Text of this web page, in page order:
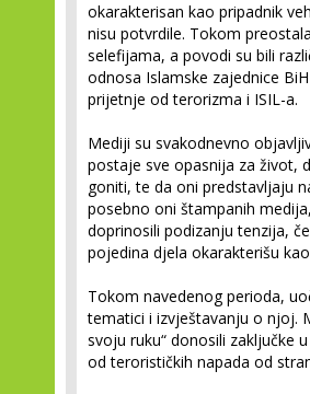
okarakterisan kao pripadnik
nisu potvrdile. Tokom
selefijama, a povodi su bili
odnosa Islamske zajednice
prijetnje od terorizma i ISIL-a.
Mediji su svakodnevno
postaje sve opasnija za život,
goniti, te da oni predstavljaju
poseb­no oni štampanih
doprinosili podizanju tenzija,
pojedina djela okarakterišu
Tokom navedenog perioda,
tematici i izvještavanju o njoj.
svoju ruku“ donosili zaključke
od terorističkih napada od